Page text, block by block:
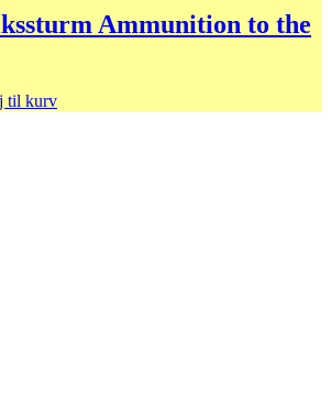
Ammunition to the
til kurv